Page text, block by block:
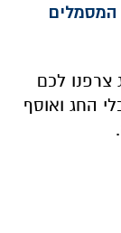
לכם
החג ואוסף